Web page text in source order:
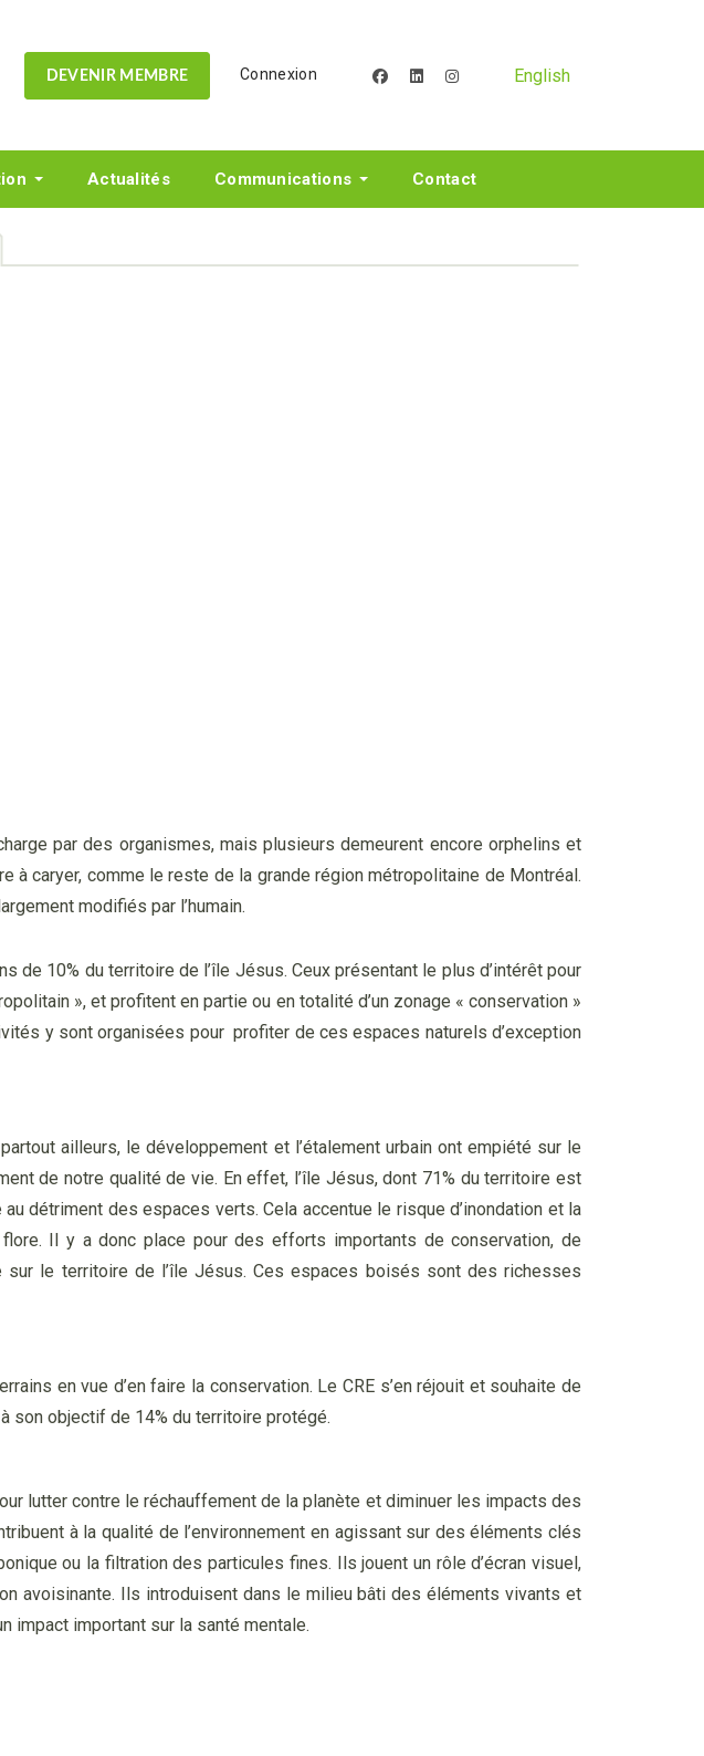
DEVENIR MEMBRE Connexion facebooklinkedininstagramEnglish
Actualités Communications Contact
par des organismes, mais plusieurs demeurent encore orphelins et
à caryer, comme le reste de la grande région métropolitaine de Montréal.
modifiés par l’humain.
10% du territoire de l’île Jésus. Ceux présentant le plus d’intérêt pour
», et profitent en partie ou en totalité d’un zonage « conservation »
y sont organisées pour profiter de ces espaces naturels d’exception
ailleurs, le développement et l’étalement urbain ont empiété sur le
de notre qualité de vie. En effet, l’île Jésus, dont 71% du territoire est
détriment des espaces verts. Cela accentue le risque d’inondation et la
Il y a donc place pour des efforts importants de conservation, de
le territoire de l’île Jésus. Ces espaces boisés sont des richesses
en vue d’en faire la conservation. Le CRE s’en réjouit et souhaite de
son objectif de 14% du territoire protégé.
lutter contre le réchauffement de la planète et diminuer les impacts des
à la qualité de l’environnement en agissant sur des éléments clés
ou la filtration des particules fines. Ils jouent un rôle d’écran visuel,
avoisinante. Ils introduisent dans le milieu bâti des éléments vivants et
impact important sur la santé mentale.